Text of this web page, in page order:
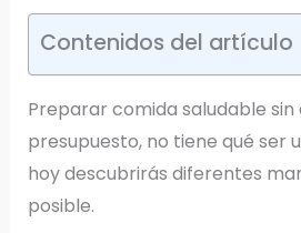
Contenidos del artículo
Preparar comida saludable
presupuesto, no tiene qué ser
hoy descubrirás diferentes
posible.